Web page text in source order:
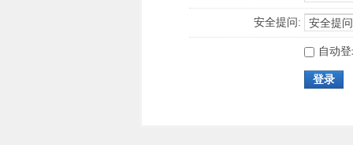
安全提问:
自动
登录